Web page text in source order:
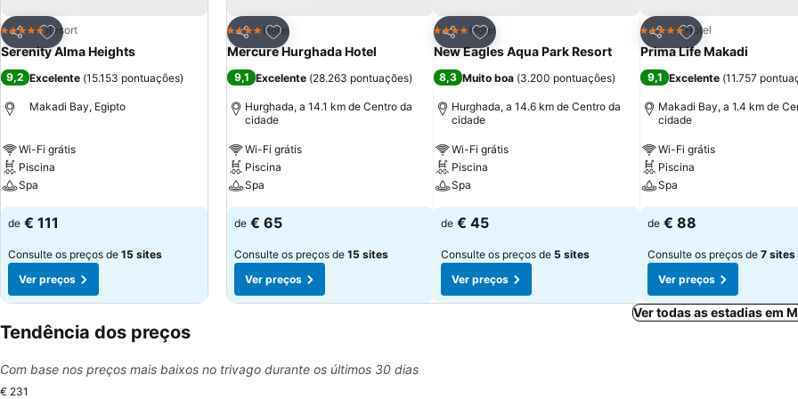
Partilhar
Adicionar aos favoritos
5 EstrelasResort
Serenity Alma Heights
9,2 Excelente (15.153 pontuações)
Makadi Bay, Egipto
Wi-Fi grátis
Piscina
Spa
de € 111
Consulte os preços de 15 sites
Ver preços
Partilhar
Adicionar aos favoritos
4 EstrelasHotel
Mercure Hurghada Hotel
9,1 Excelente (28.263 pontuações)
Hurghada, a 14.1 km de Centro da
cidade
Wi-Fi grátis
Piscina
Spa
de € 65
Consulte os preços de 15 sites
Ver preços
Partilhar
Adicionar aos favoritos
4 EstrelasHotel
New Eagles Aqua Park Resort
8,3 Muito boa (3.200 pontuações)
Hurghada, a 14.6 km de Centro da
cidade
Wi-Fi grátis
Piscina
Spa
de € 45
Consulte os preços de 5 sites
Ver preços
Partilhar
Adicionar aos
5 EstrelasHotel
Prima Life Makadi
9,1 Excelente (11.757
Makadi Bay, a 1.4 km de
cidade
Wi-Fi grátis
Piscina
Spa
de € 88
Consulte os preços de 7 sites
Ver preços
Ver todas as estadias em
Tendência dos preços
Com base nos preços mais baixos no trivago durante os últimos 30 dias
€ 231